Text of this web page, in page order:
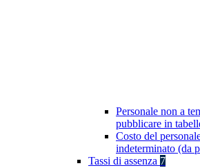
Personale non a
pubblicare in
Costo del
indeterminato (da
Tassi di assenza 7